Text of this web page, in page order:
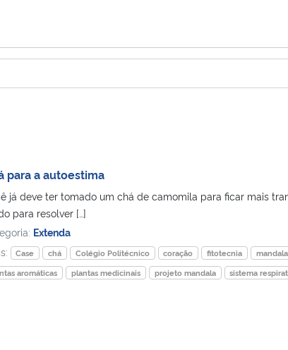
para a autoestima
já deve ter tomado um chá de camomila para ficar mais
para resolver […]
Extenda
Case chá Colégio Politécnico coração fitotecnia mandala
aromáticas
plantas medicinais projeto mandala sistema